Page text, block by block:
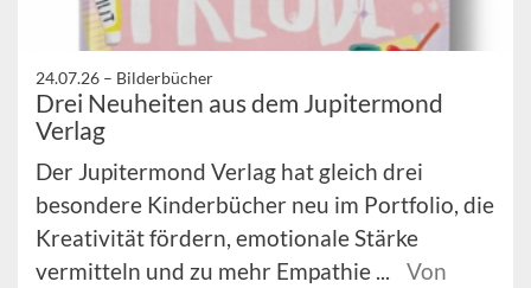
24.07.26 – Bilderbücher
Drei Neuheiten aus dem Jupitermond
Verlag
Der Jupitermond Verlag hat gleich drei
besondere Kinderbücher neu im Portfolio, die
Kreativität fördern, emotionale Stärke
vermitteln und zu mehr Empathie ...
Von